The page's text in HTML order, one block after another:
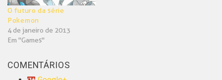
size_format="px"]É inegável que
o teto foi abalado, e os…
O futuro da série
Pokemon
4 de janeiro de 2013
Em "Games"
COMENTÁRIOS